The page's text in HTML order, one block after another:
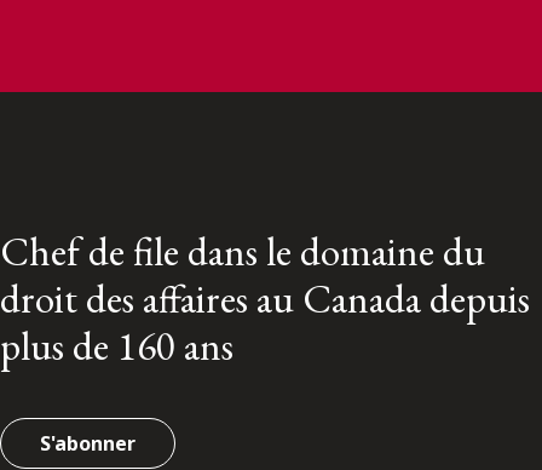
Chef de file dans le domaine du
droit des affaires au Canada depuis
plus de 160 ans
S'abonner